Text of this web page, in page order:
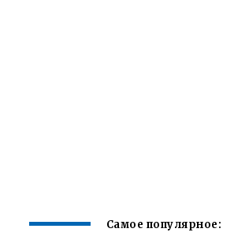
Самое популярное: